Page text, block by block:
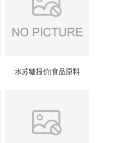
水苏糖报价|食品原料